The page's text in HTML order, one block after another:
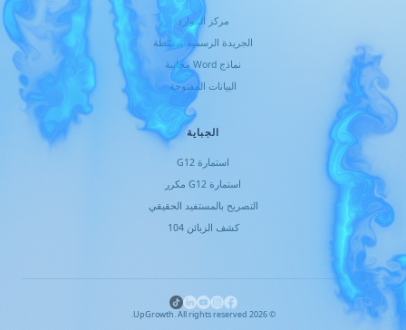
مركز الموارد
الجريدة الرسمية مبسّطة
نماذج Word مجانية
البيانات المفتوحة
الجباية
استمارة G12
استمارة G12 مكرر
التصريح بالمستفيد الحقيقي
كشف الزبائن 104
©
2026